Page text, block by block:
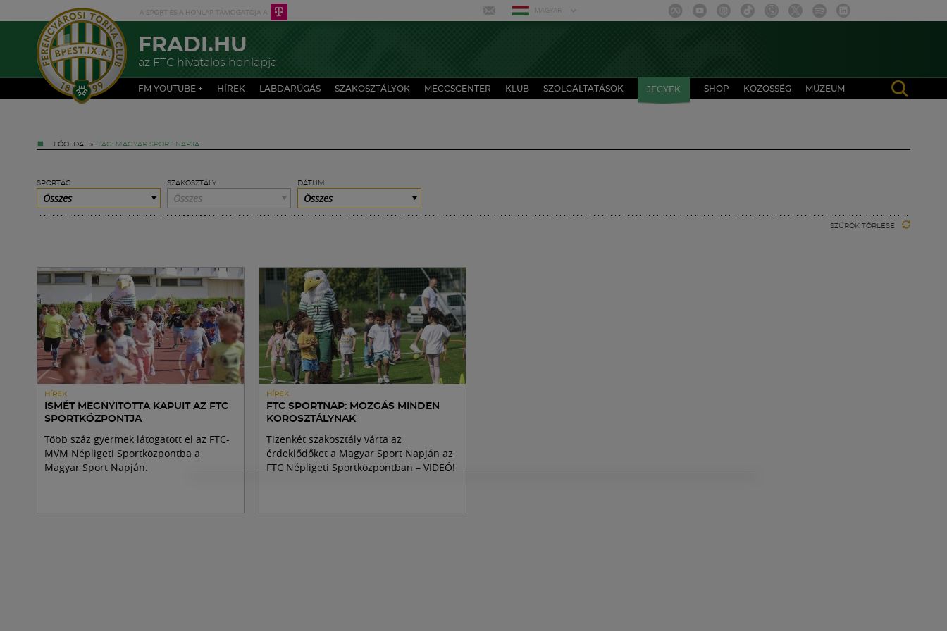
MAGYAR
FRADI.HU
az FTC hivatalos honlapja
FM YOUTUBE + HÍREK LABDARÚGÁS SZAKOSZTÁLYOK MECCSCENTER KLUB SZOLGÁLTATÁSOK JEGYEK SHOP KÖZÖSSÉG MÚZEUM
FŐOLDAL » TAG: MAGYAR SPORT NAPJA
SPORTÁG
Összes
SZAKOSZTÁLY
Összes
DÁTUM
Összes
SZŰRŐK TÖRLÉSE
HÍREK
ISMÉT MEGNYITOTTA KAPUIT AZ FTC
SPORTKÖZPONTJA
Több száz gyermek látogatott el az FTC-
MVM Népligeti Sportközpontba a
Magyar Sport Napján.
HÍREK
FTC SPORTNAP: MOZGÁS MINDEN
KOROSZTÁLYNAK
Tizenkét szakosztály várta az
érdeklődőket a Magyar Sport Napján az
FTC Népligeti Sportközpontban – VIDEÓ!